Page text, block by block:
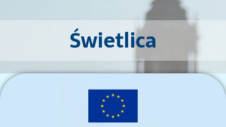
Świetlica